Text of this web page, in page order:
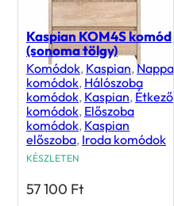
Kaspian KOM4S komód
(sonoma tölgy)
Komódok, Kaspian,Nappali
komódok, Hálószoba
komódok, Kaspian, Étkező
komódok, Előszoba
komódok, Kaspian
előszoba, Iroda komódok
KÉSZLETEN
57 100 Ft